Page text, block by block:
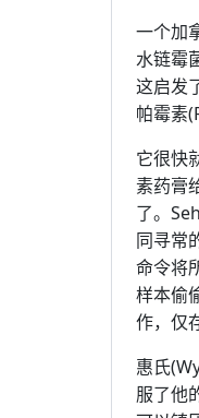
一个加
水链霉
这启发
帕霉素
它很快
素药膏
了。
同寻常
命令将
样本偷
作，仅
惠氏
服了他